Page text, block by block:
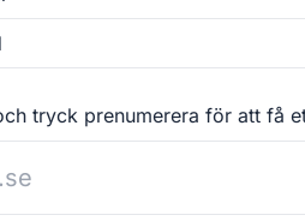
tryck prenumerera för att få